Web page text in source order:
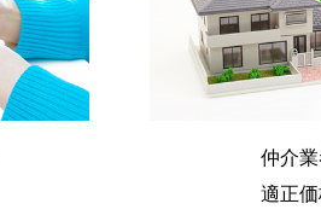
仲介
適正